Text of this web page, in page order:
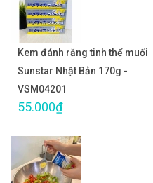
Kem đánh răng tinh thể muối
Sunstar Nhật Bản 170g -
VSM04201
55.000₫